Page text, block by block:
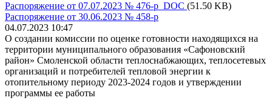
Распоряжение от 07.07.2023 № 476-р DOC (51.50 KB)
Распоряжение от 30.06.2023 № 458-р
04.07.2023 10:47
О создании комиссии по оценке готовности находящихся на
территории муниципального образования «Сафоновский
район» Смоленской области теплоснабжающих, теплосетевых
организаций и потребителей тепловой энергии к
отопительному периоду 2023-2024 годов и утверждении
программы ее работы